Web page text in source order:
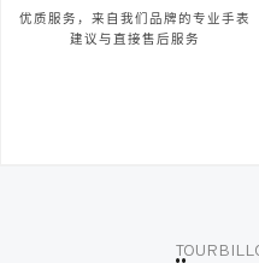
优质服务，来自我们品牌的专业手表
建议与直接售后服务